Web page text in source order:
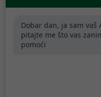
Dobar dan, ja sam
pitajte me što vas
pomoći